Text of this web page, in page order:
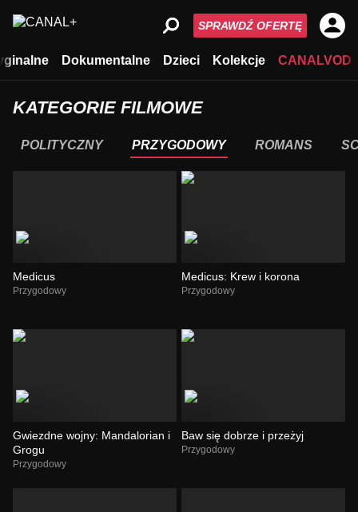
Dokumentalne Dzieci Kolekcje CANALVOD
SPRAWDŹ OFERTĘ
KATEGORIE FILMOWE
POLITYCZNY PRZYGODOWY ROMANS
Medicus
Przygodowy
Medicus: Krew i korona
Przygodowy
Gwiezdne wojny: Mandalorian i
Grogu
Przygodowy
Baw się dobrze i przeżyj
Przygodowy